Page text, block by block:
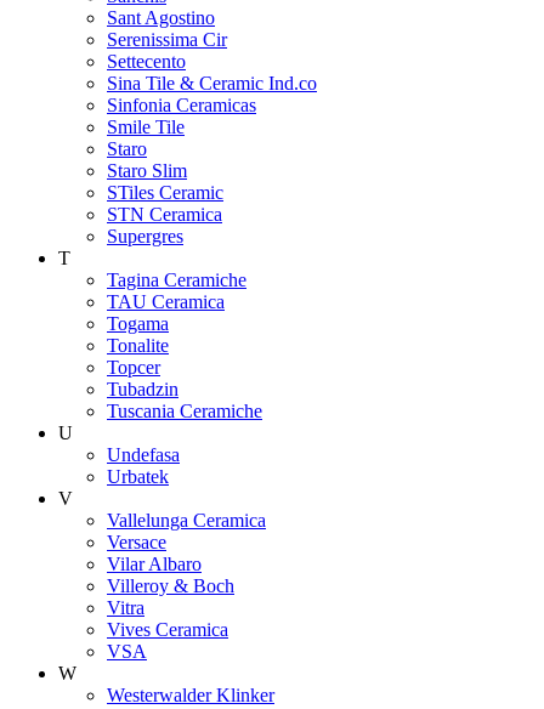
Sant Agostino
Serenissima Cir
Settecento
Sina Tile & Ceramic Ind.co
Sinfonia Ceramicas
Smile Tile
Staro
Staro Slim
STiles Ceramic
STN Ceramica
Supergres
T
Tagina Ceramiche
TAU Ceramica
Togama
Tonalite
Topcer
Tubadzin
Tuscania Ceramiche
U
Undefasa
Urbatek
V
Vallelunga Ceramica
Versace
Vilar Albaro
Villeroy & Boch
Vitra
Vives Ceramica
VSA
W
Westerwalder Klinker